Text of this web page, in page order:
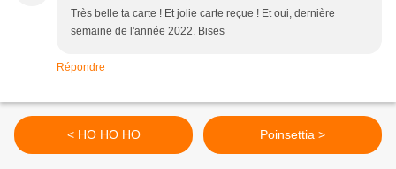
Très belle ta carte ! Et jolie carte reçue ! Et oui, dernière
semaine de l'année 2022. Bises
Répondre
< HO HO HO Poinsettia >